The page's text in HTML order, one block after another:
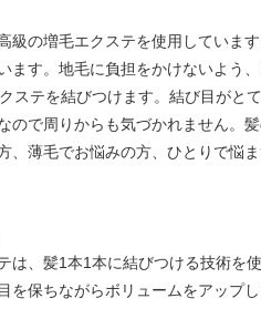
級の増毛エクステを使用しています
ます。地毛に負担をかけないよう
ステを結びつけます。結び目がと
ので周りからも気づかれません。髪
、薄毛でお悩みの方、ひとりで悩
は、髪1本1本に結びつける技術を
を保ちながらボリュームをアップし